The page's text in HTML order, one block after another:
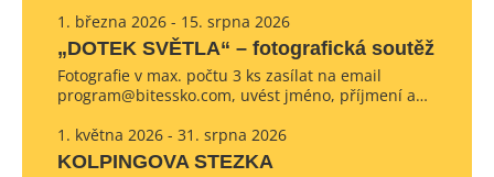
1. března 2026 - 15. srpna 2026
„DOTEK SVĚTLA“ – fotografická soutěž
Fotografie v max. počtu 3 ks zasílat na email
program@bitessko.com, uvést jméno, příjmení a…
1. května 2026 - 31. srpna 2026
KOLPINGOVA STEZKA